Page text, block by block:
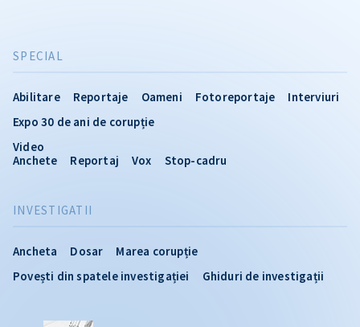
INVESTIGATII
Ancheta Dosar
Marea corupție
Povești din spatele investigației
Ghiduri de investigații
SPECIAL
Abilitare Reportaje Oameni Fotoreportaje
Interviuri
Expo 30 de ani de corupție
Video
Anchete
Reportaj Vox Stop-cadru